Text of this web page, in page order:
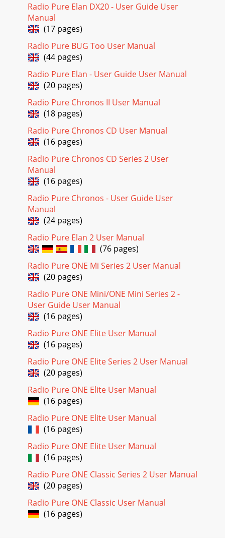
Radio Pure Elan DX20 - User Guide User
Manual
(17 pages)
Radio Pure BUG Too User Manual
(44 pages)
Radio Pure Elan - User Guide User Manual
(20 pages)
Radio Pure Chronos II User Manual
(18 pages)
Radio Pure Chronos CD User Manual
(16 pages)
Radio Pure Chronos CD Series 2 User
Manual
(16 pages)
Radio Pure Chronos - User Guide User
Manual
(24 pages)
Radio Pure Elan 2 User Manual
(76 pages)
Radio Pure ONE Mi Series 2 User Manual
(20 pages)
Radio Pure ONE Mini/ONE Mini Series 2 -
User Guide User Manual
(16 pages)
Radio Pure ONE Elite User Manual
(16 pages)
Radio Pure ONE Elite Series 2 User Manual
(20 pages)
Radio Pure ONE Elite User Manual
(16 pages)
Radio Pure ONE Elite User Manual
(16 pages)
Radio Pure ONE Elite User Manual
(16 pages)
Radio Pure ONE Classic Series 2 User Manual
(20 pages)
Radio Pure ONE Classic User Manual
(16 pages)